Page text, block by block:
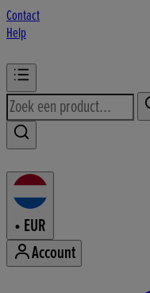
Contact
Help
• EUR
Account